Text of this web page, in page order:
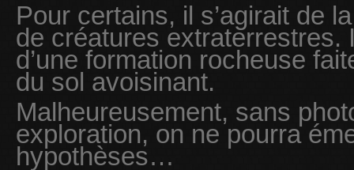
Pour certains, il s’agirait de
de créatures extraterrestres.
d’une formation rocheuse
du sol avoisinant.
Malheureusement, sans
exploration, on ne pourra
hypothèses…